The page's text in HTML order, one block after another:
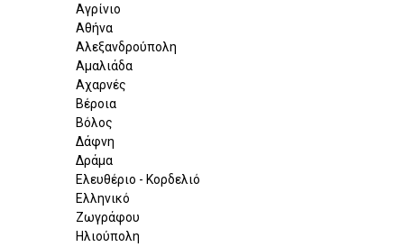
Αγρίνιο
Αθήνα
Αλεξανδρούπολη
Αμαλιάδα
Αχαρνές
Βέροια
Βόλος
Δάφνη
Δράμα
Ελευθέριο - Κορδελιό
Ελληνικό
Ζωγράφου
Ηλιούπολη